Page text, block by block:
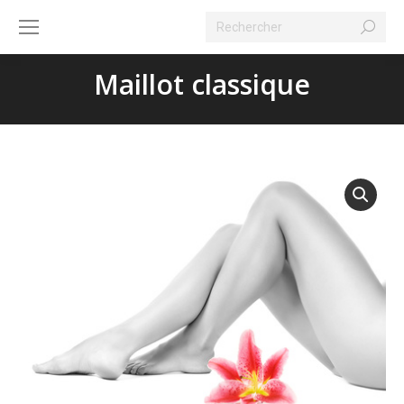
Search:
Maillot classique